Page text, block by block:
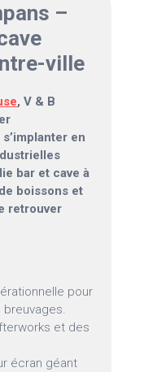
–
ville
, V & B
en
bar et cave à
boissons et
retrouver
pour
et des
écran géant